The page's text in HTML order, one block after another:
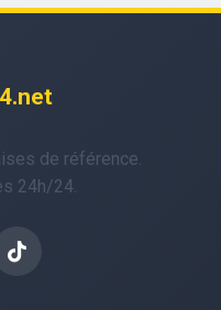
de référence.
24h/24.